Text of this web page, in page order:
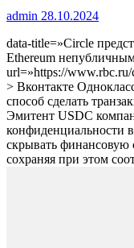
admin 28.10.2024
data-title=»Circle
Ethereum
url=»https://www.rbc.ru/
> Вконтакте
способ сделать
Эмитент USDC
конфиденциальности
скрывать финансовую
сохраняя при этом